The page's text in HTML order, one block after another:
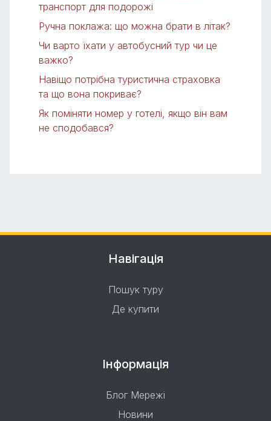
транспорт для подорожі
Ручна поклажа: що можна брати в літак?
Чи варто їхати у автобусний тур чи це
важко?
Навіщо потрібна туристична страховка
та що вона покриває?
Як поміняти номер у готелі, якщо він вам
не сподобався?
Навігація
Пошук туру
Де купити
Інформація
Блог Мережі
Новини